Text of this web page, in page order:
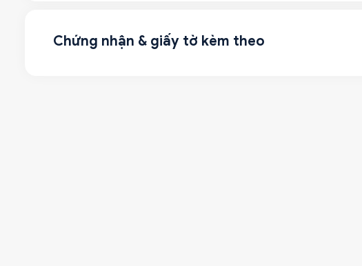
Chứng nhận & giấy tờ kèm theo